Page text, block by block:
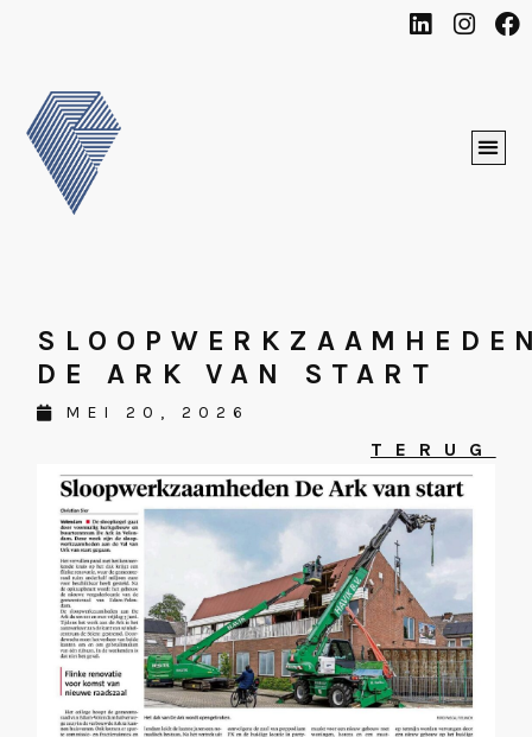
DE ARK VAN START
MEI 20, 2026
TERUG